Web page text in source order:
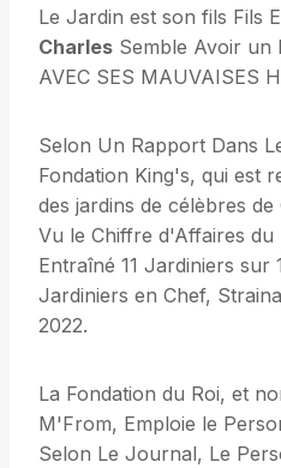
Le Jardin est son fils Fils
Charles Semble Avoir un
AVEC SES MAUVAISES
Selon Un Rapport Dans
Fondation King's, qui est
des jardins de célèbres
Vu le Chiffre d'Affaires du
Entraîné 11 Jardiniers sur
Jardiniers en Chef,
2022.
La Fondation du Roi, et
M'From, Emploie le
Selon Le Journal, Le